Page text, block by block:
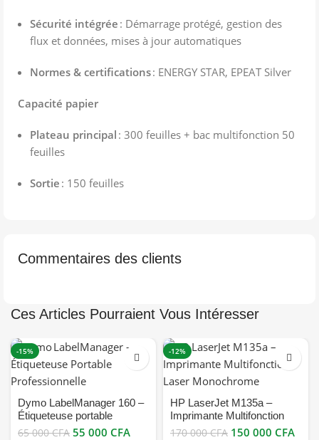
Sécurité intégrée : Démarrage protégé, gestion des
flux et données, mises à jour automatiques
Normes & certifications: ENERGY STAR, EPEAT Silver
Capacité papier
Plateau principal : 300 feuilles + bac multifonction 50
feuilles
Sortie : 150 feuilles
Commentaires des clients
Ces Articles Pourraient Vous Intéresser
-15%
Dymo LabelManager 160 –
Étiqueteuse portable
(QWERTY, D1 6/9/12 mm)
65 000CFA 55 000 CFA
-12%
HP LaserJet M135a –
Imprimante Multifonction
Laser Monochrome bon prix
170 000CFA 150 000 CFA